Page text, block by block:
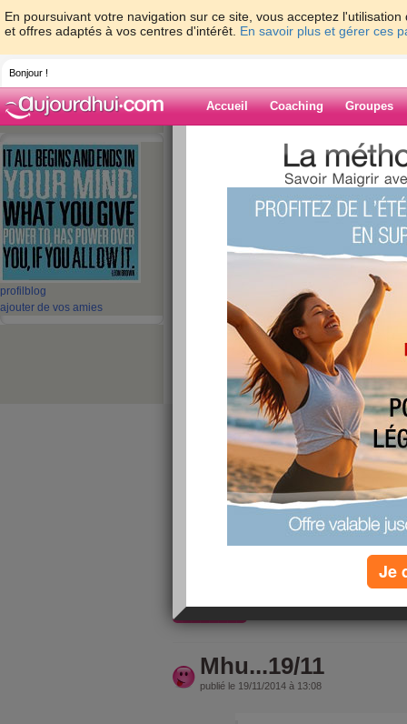
En poursuivant votre navigation sur ce site, vous acceptez
et offres adaptés à vos centres d'intérêt. En savoir plus et gérer ces
Bonjour !
Accueil Coaching Groupes
profil blog
ajouter de vos amies
>
Blog de vanile
21 - 30 31 - 40 41 - 50 51 -
‹ Préc. 1 2 3 4 5
Grrr... 21/11
publié le 21/11/2014 à 10:39
Hello les girls power,
je suis verte.... hier je textote S, bha... je
un ex pour réconforter ça fait pas de mal,
meme train et va me mettre en 1ère... Youpiiie...
Sauf que Grrr... Shits Happen... Cathétère
mon train, caca crotte moi je dis... trop sniff...
That's life... FUCK
Je boucle ma valise et vais voir le bordel que
lire la suite
Mhu...19/11
publié le 19/11/2014 à 13:08
Je